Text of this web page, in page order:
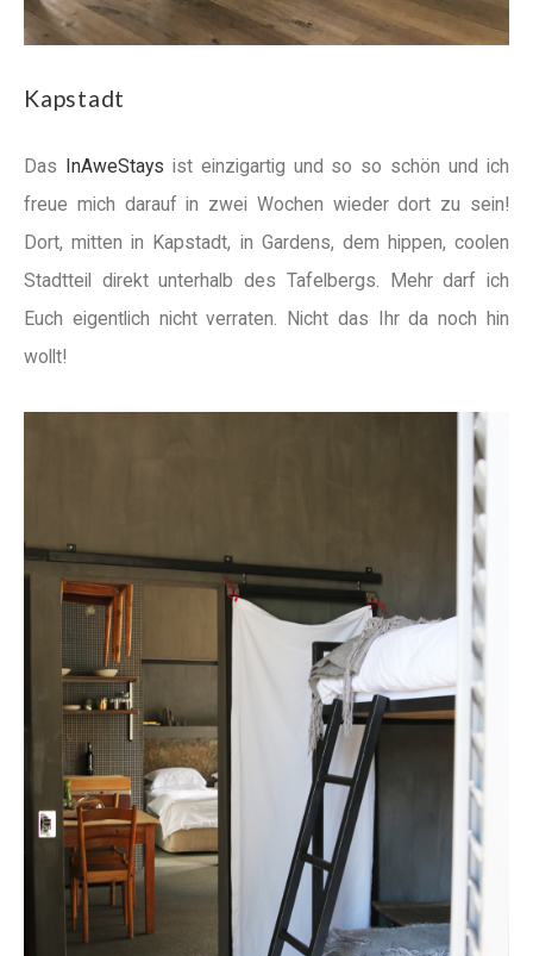
Kapstadt
Das InAweStays ist einzigartig und so so schön und ich
freue mich darauf in zwei Wochen wieder dort zu sein!
Dort, mitten in Kapstadt, in Gardens, dem hippen, coolen
Stadtteil direkt unterhalb des Tafelbergs. Mehr darf ich
Euch eigentlich nicht verraten. Nicht das Ihr da noch hin
wollt!